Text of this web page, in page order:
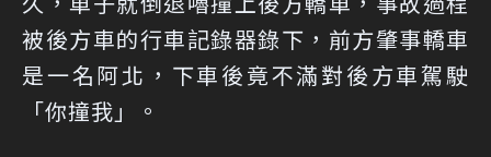
被後方車的行車記錄器錄下，前方肇事轎車
是一名阿北，下車後竟不滿對後方車駕駛
「你撞我」。